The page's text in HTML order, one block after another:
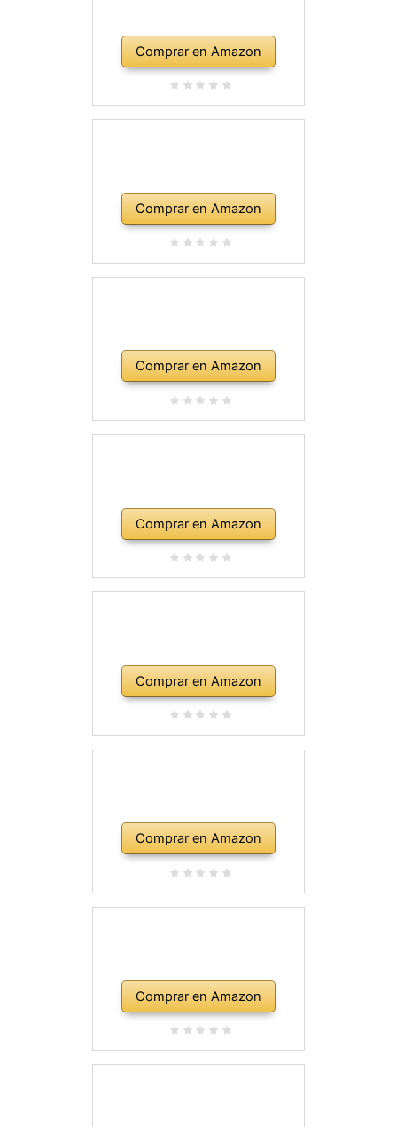
Comprar en Amazon
Comprar en Amazon
Comprar en Amazon
Comprar en Amazon
Comprar en Amazon
Comprar en Amazon
Comprar en Amazon